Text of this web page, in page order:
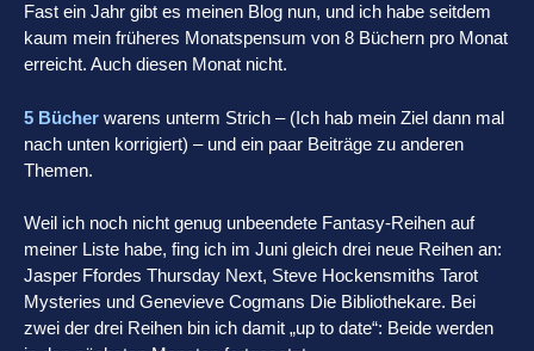
Fast ein Jahr gibt es meinen Blog nun, und ich habe seitdem
kaum mein früheres Monatspensum von 8 Büchern pro Monat
erreicht. Auch diesen Monat nicht.
5 Bücher warens unterm Strich – (Ich hab mein Ziel dann mal
nach unten korrigiert) – und ein paar Beiträge zu anderen
Themen.
Weil ich noch nicht genug unbeendete Fantasy-Reihen auf
meiner Liste habe, fing ich im Juni gleich drei neue Reihen an:
Jasper Ffordes Thursday Next, Steve Hockensmiths Tarot
Mysteries und Genevieve Cogmans Die Bibliothekare. Bei
zwei der drei Reihen bin ich damit „up to date“: Beide werden